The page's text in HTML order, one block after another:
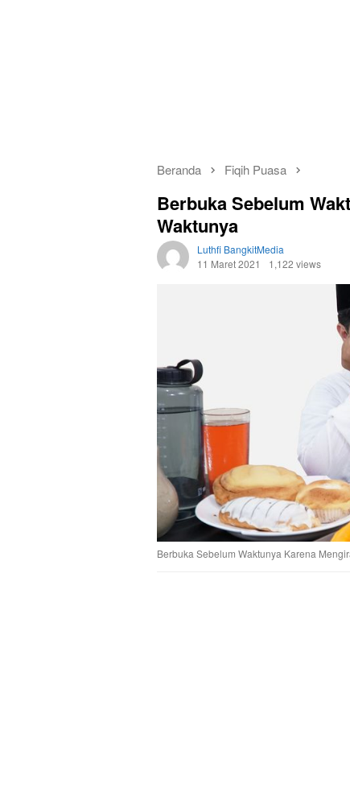
Beranda Fiqih Puasa
Berbuka Sebelum
Waktunya
Luthfi BangkitMedia
11 Maret 2021
1,122 views
Berbuka Sebelum Waktunya Karena